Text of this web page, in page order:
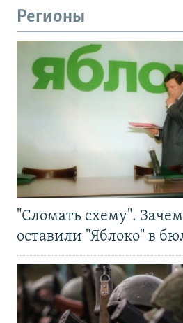
Регионы
"Сломать схему".
оставили "Яблоко" в